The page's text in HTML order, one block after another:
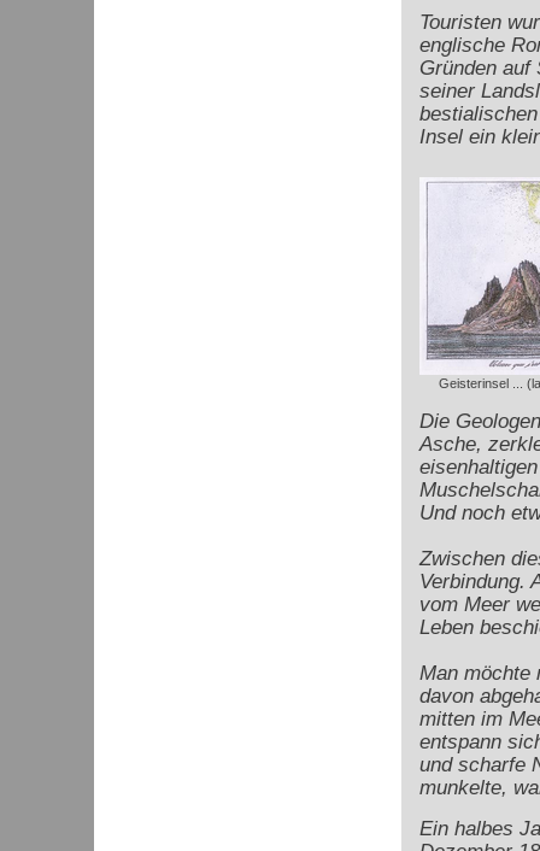
Touristen
englische
Gründen auf
seiner
Insel ein
Geisterinsel ...
Die
Asche,
Und noch
Zwischen
Verbindung.
vom Meer
Leben
Man möchte
davon
mitten im
entspann
und scharfe
munkelte,
Ein halbes